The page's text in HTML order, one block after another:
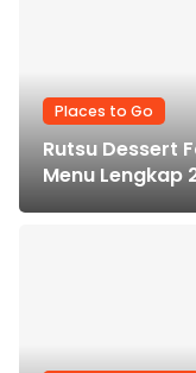
Places to Go
Rutsu Dessert
Menu Lengkap